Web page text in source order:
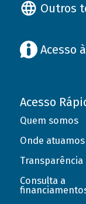
Outros
Acesso
Acesso
Quem somos
Onde atuamos
Transparência
Consulta a